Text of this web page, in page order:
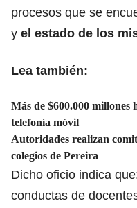
procesos que se
y el estado de los
Lea también:
Más de $600.000 millones
telefonía móvil
Autoridades realizan
colegios de Pereira
Dicho oficio indica
conductas de